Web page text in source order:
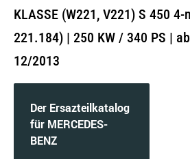
KLASSE (W221, V221) S 450
221.184) | 250 KW / 340 PS |
12/2013
Der Ersazteilkatalog
für MERCEDES-
BENZ